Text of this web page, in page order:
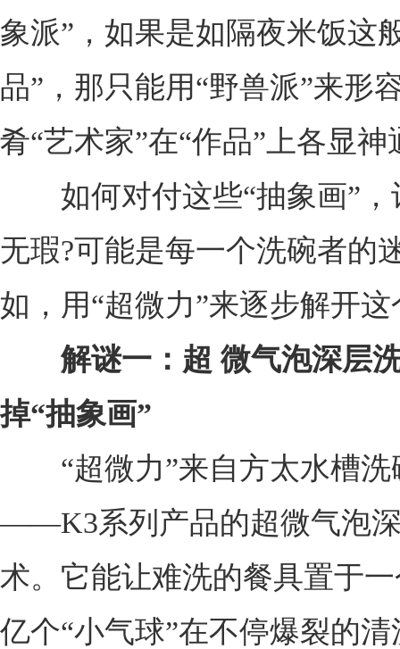
象派”，如果是如隔夜米饭这
品”，那只能用“野兽派”来
肴“艺术家”在“作品”上各显神
如何对付这些“抽象画”，
无瑕?可能是每一个洗碗者的
如，用“超微力”来逐步解开
解谜一：超 微气泡深层
掉“抽象画”
“超微力”来自方太水槽洗
——K3系列产品的超微气泡
术。它能让难洗的餐具置于
亿个“小气球”在不停爆裂的